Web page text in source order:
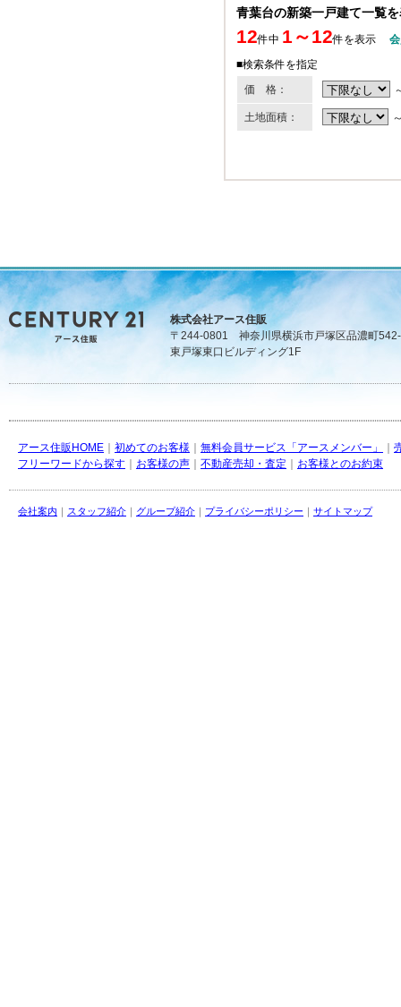
青葉台の新築一戸建て一覧
12件中 1～12件を表示
■検索条件を指定
価 格：
土地面積：
株式会社アース住販
〒244-0801 神奈川県横浜市戸塚区品濃町
東戸塚東口ビルディング1F
アース住販HOME 初めてのお客様 無料会員サービス「アースメンバー」
フリーワードから探す
お客様の声 不動産売却・査定 お客様とのお約束
会社案内 ｜ スタッフ紹介 ｜ グループ紹介 ｜ プライバシーポリシー ｜ サイトマップ